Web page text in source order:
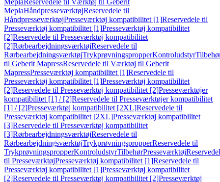
MeplaReservedele til Værktøj til Geberit
MeplaHåndpresseværktøjReservedele til
HåndpresseværktøjPresseværktøj kompatibilitet [1]Reservedele til
Presseværktøj kompatibilitet [1]Presseværktøj kompatibilitet
[2]Reservedele til Presseværktøj kompatibilitet
[2]RørbearbejdningsværktøjReservedele til
RørbearbejdningsværktøjTrykprøvningspropperKontroludstyr
til Geberit MapressReservedele til Værktøj til Geberit
MapressPresseværktøj kompatibilitet [1]Reservedele til
Presseværktøj kompatibilitet [1]Presseværktøj kompatibilitet
[2]Reservedele til Presseværktøj kompatibilitet [2]Presseværktøjer
kompatibilitet [1] / [2]Reservedele til Presseværktøjer kompatibilitet
[1] / [2]Presseværktøj kompatibilitet [2XL]Reservedele til
Presseværktøj kompatibilitet [2XL]Presseværktøj kompatibilitet
[3]Reservedele til Presseværktøj kompatibilitet
[3]RørbearbejdningsværktøjReservedele til
RørbearbejdningsværktøjTrykprøvningspropperReservedele til
TrykprøvningspropperKontroludstyrTilbehørPresseværktøj
til PresseværktøjPresseværktøj kompatibilitet [1]Reservedele til
Presseværktøj kompatibilitet [1]Presseværktøj kompatibilitet
[2]Reservedele til Presseværktøj kompatibilitet [2]Presseværktøj